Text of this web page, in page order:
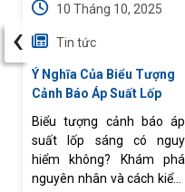
10 Tháng 10, 2025
Tin tức
Ý Nghĩa Của Biểu Tượng
Cảnh Báo Áp Suất Lốp
Biểu tượng cảnh báo áp
suất lốp sáng có nguy
hiểm không? Khám phá
nguyên nhân và cách kiểm
‹